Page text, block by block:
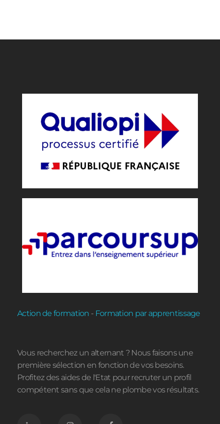
Action de formation - Formation par apprentissage
Vous recherchez un alternant ? Nous faisons une
première sélection en fonction de vos besoins.
Profitez des aides de l'Etat pour recruter un profil
compétent sans que cela ne plombe vos résultats.